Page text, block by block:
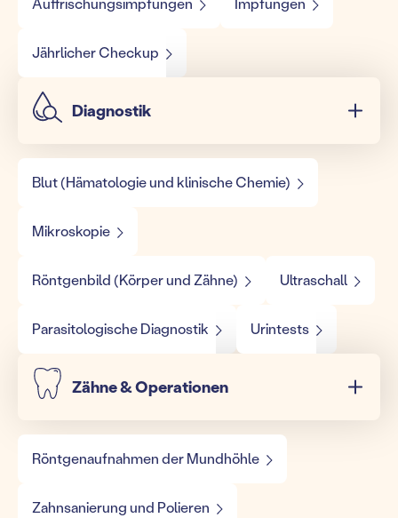
Jährlicher Checkup
Diagnostik
Blut (Hämatologie und klinische Chemie)
Mikroskopie
Röntgenbild (Körper und Zähne) Ultraschall
Parasitologische Diagnostik Urintests
Zähne & Operationen
Röntgenaufnahmen der Mundhöhle
Zahnsanierung und Polieren